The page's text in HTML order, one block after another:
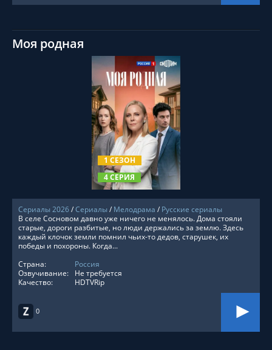
Моя родная
1 СЕЗОН
4 СЕРИЯ
СМОТРЕТЬ ОНЛАЙН
Сериалы 2026/Сериалы/ Мелодрама / Русские сериалы
0
В селе Сосновом давно уже ничего не менялось. Дома стояли
старые, дороги разбитые, но люди держались за землю. Здесь
каждый клочок земли помнил чьих-то дедов, старушек, их
победы и похороны. Когда...
Страна:
Россия
Озвучивание:
Не требуется
Качество:
HDTVRip